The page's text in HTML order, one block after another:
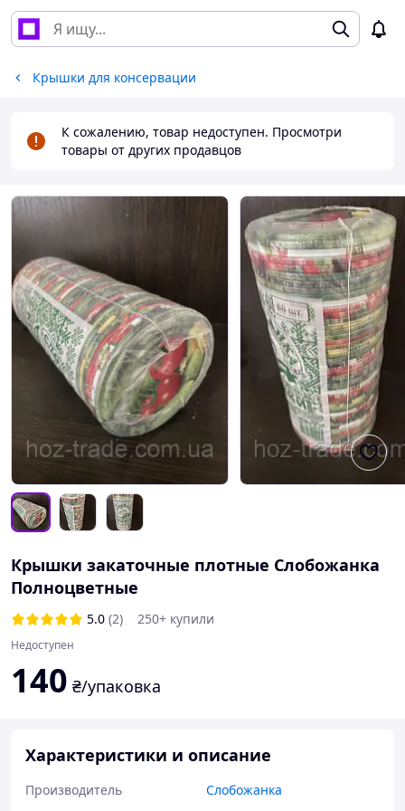
Крышки для консервации
К сожалению, товар недоступен. Просмотри
товары от других продавцов
Крышки закаточные плотные Слобожанка
Полноцветные
5.0 (2) 250+ купили
Недоступен
140 ₴/упаковка
Характеристики и описание
Производитель
Слобожанка